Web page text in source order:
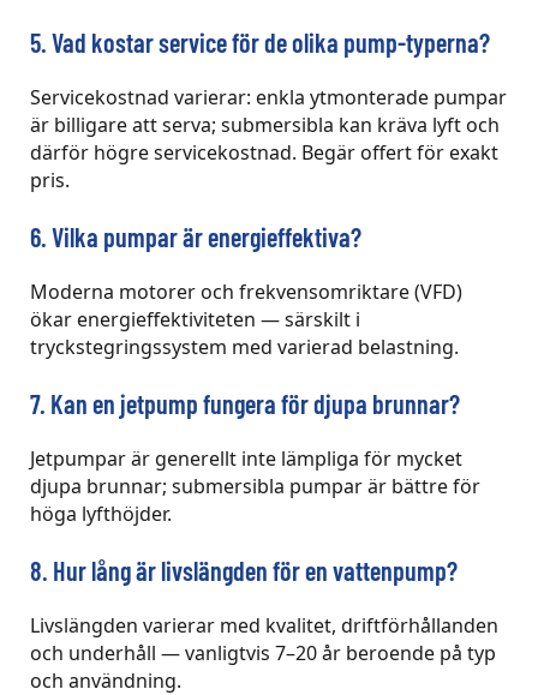
5. Vad kostar service för de olika pump-typerna?
Servicekostnad varierar: enkla ytmonterade pumpar
är billigare att serva; submersibla kan kräva lyft och
därför högre servicekostnad. Begär offert för exakt
pris.
6. Vilka pumpar är energieffektiva?
Moderna motorer och frekvensomriktare (VFD)
ökar energieffektiviteten — särskilt i
tryckstegringssystem med varierad belastning.
7. Kan en jetpump fungera för djupa brunnar?
Jetpumpar är generellt inte lämpliga för mycket
djupa brunnar; submersibla pumpar är bättre för
höga lyfthöjder.
8. Hur lång är livslängden för en vattenpump?
Livslängden varierar med kvalitet, driftförhållanden
och underhåll — vanligtvis 7–20 år beroende på typ
och användning.